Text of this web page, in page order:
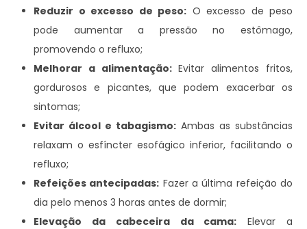
Reduzir o excesso de peso: O excesso de peso
pode aumentar a pressão no estômago,
promovendo o refluxo;
Melhorar a alimentação:Evitar alimentos fritos,
gordurosos e picantes, que podem exacerbar os
sintomas;
Evitar álcool e tabagismo: Ambas as substâncias
relaxam o esfíncter esofágico inferior, facilitando o
refluxo;
Refeições antecipadas: Fazer a última refeição do
dia pelo menos 3 horas antes de dormir;
Elevação da cabeceira da cama: Elevar a